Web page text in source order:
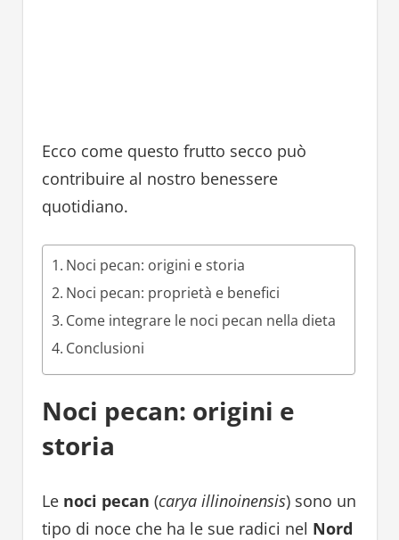
Ecco come questo frutto secco può
contribuire al nostro benessere
quotidiano.
Noci pecan: origini e storia
Noci pecan: proprietà e benefici
Come integrare le noci pecan nella dieta
Conclusioni
Noci pecan: origini e
storia
Le noci pecan (carya illinoinensis) sono un
tipo di noce che ha le sue radici nel Nord